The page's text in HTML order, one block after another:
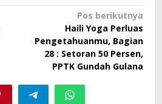
Pos berikutnya
Haili Yoga Perluas
Pengetahuanmu, Bagian
28 : Setoran 50 Persen,
PPTK Gundah Gulana